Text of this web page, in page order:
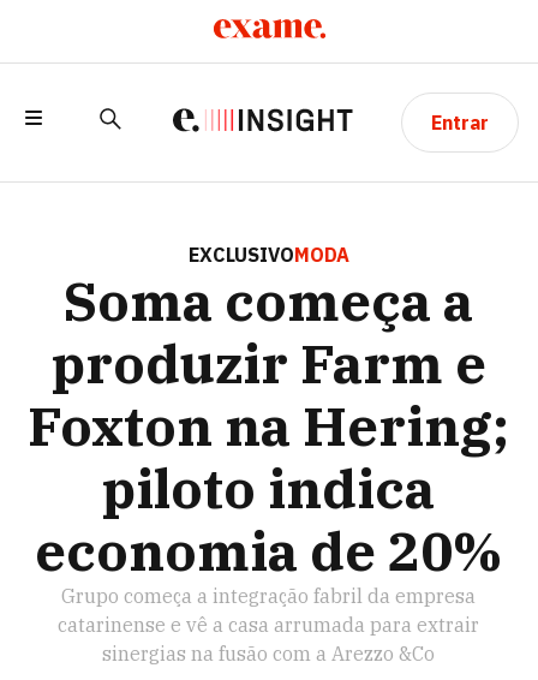
Entrar
FOXTON NA HERING; PILOTO INDICA
EXCLUSIVOMODA
Soma começa a
produzir Farm e
Foxton na Hering;
piloto indica
economia de 20%
Grupo começa a integração fabril da empresa
catarinense e vê a casa arrumada para extrair
sinergias na fusão com a Arezzo &Co